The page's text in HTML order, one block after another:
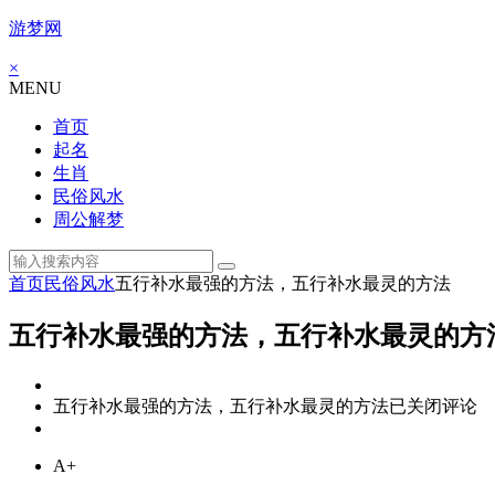
游梦网
×
MENU
首页
起名
生肖
民俗风水
周公解梦
首页民俗风水五行补水最强的方法，五行补水最灵的方法
五行补水最强的方法，五行补水最灵的方
五行补水最强的方法，五行补水最灵的方法已关闭评论
A+